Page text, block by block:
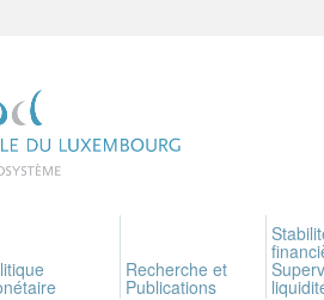
Recherche et
Publications